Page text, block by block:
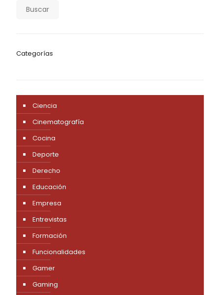
Buscar
Categorías
Ciencia
Cinematografía
Cocina
Deporte
Derecho
Educación
Empresa
Entrevistas
Formación
Funcionalidades
Gamer
Gaming